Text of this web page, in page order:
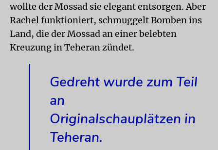
wollte der Mossad sie elegant entsorgen. Aber
Rachel funktioniert, schmuggelt Bomben ins
Land, die der Mossad an einer belebten
Kreuzung in Teheran zündet.
Gedreht wurde zum Teil
an
Originalschauplätzen in
Teheran.